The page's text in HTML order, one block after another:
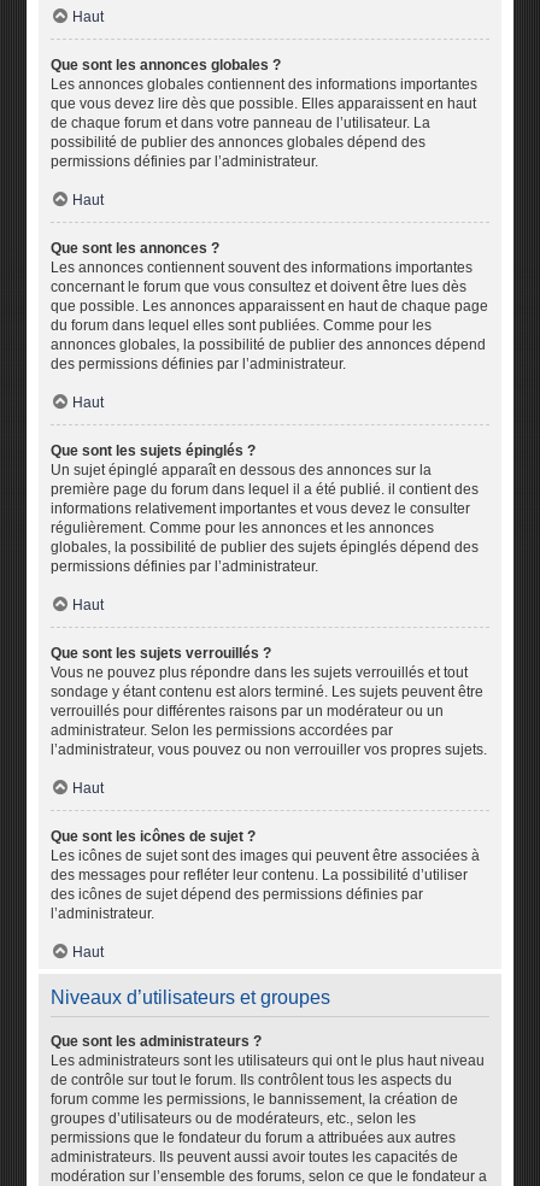
Haut
Que sont les annonces globales ?
Les annonces globales contiennent des informations importantes
que vous devez lire dès que possible. Elles apparaissent en haut
de chaque forum et dans votre panneau de l’utilisateur. La
possibilité de publier des annonces globales dépend des
permissions définies par l’administrateur.
Haut
Que sont les annonces ?
Les annonces contiennent souvent des informations importantes
concernant le forum que vous consultez et doivent être lues dès
que possible. Les annonces apparaissent en haut de chaque page
du forum dans lequel elles sont publiées. Comme pour les
annonces globales, la possibilité de publier des annonces dépend
des permissions définies par l’administrateur.
Haut
Que sont les sujets épinglés ?
Un sujet épinglé apparaît en dessous des annonces sur la
première page du forum dans lequel il a été publié. il contient des
informations relativement importantes et vous devez le consulter
régulièrement. Comme pour les annonces et les annonces
globales, la possibilité de publier des sujets épinglés dépend des
permissions définies par l’administrateur.
Haut
Que sont les sujets verrouillés ?
Vous ne pouvez plus répondre dans les sujets verrouillés et tout
sondage y étant contenu est alors terminé. Les sujets peuvent être
verrouillés pour différentes raisons par un modérateur ou un
administrateur. Selon les permissions accordées par
l’administrateur, vous pouvez ou non verrouiller vos propres sujets.
Haut
Que sont les icônes de sujet ?
Les icônes de sujet sont des images qui peuvent être associées à
des messages pour refléter leur contenu. La possibilité d’utiliser
des icônes de sujet dépend des permissions définies par
l’administrateur.
Haut
Niveaux d’utilisateurs et groupes
Que sont les administrateurs ?
Les administrateurs sont les utilisateurs qui ont le plus haut niveau
de contrôle sur tout le forum. Ils contrôlent tous les aspects du
forum comme les permissions, le bannissement, la création de
groupes d’utilisateurs ou de modérateurs, etc., selon les
permissions que le fondateur du forum a attribuées aux autres
administrateurs. Ils peuvent aussi avoir toutes les capacités de
modération sur l’ensemble des forums, selon ce que le fondateur a